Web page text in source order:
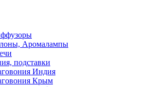
Аромалампы
подставки
Индия
Крым